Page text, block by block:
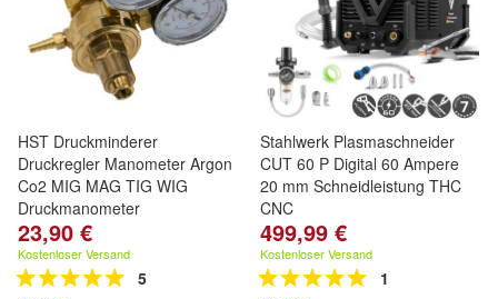
HST Druckminderer
Druckregler Manometer Argon
Co2 MIG MAG TIG WIG
Druckmanometer
23,90 €
Kostenloser Versand
5
Stahlwerk Plasmaschneider
CUT 60 P Digital 60 Ampere
20 mm Schneidleistung THC
CNC
499,99 €
Kostenloser Versand
1